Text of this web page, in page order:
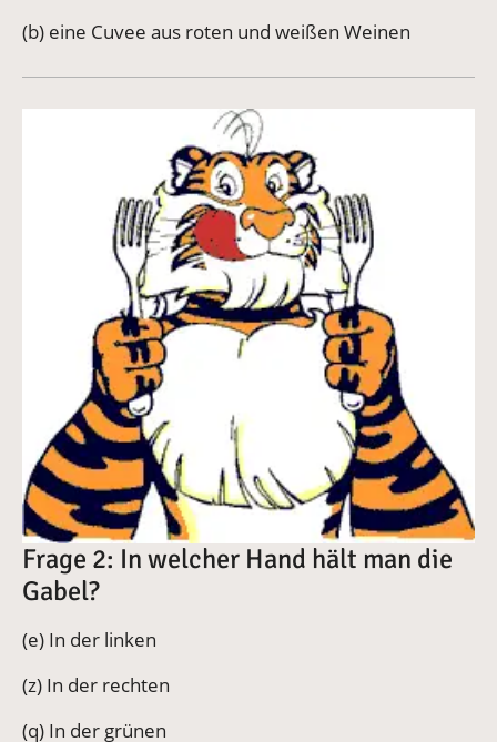
(b) eine Cuvee aus roten und weißen Weinen
Vergrößerte Version anzeigen
Frage 2: In welcher Hand hält man die
Gabel?
(e) In der linken
(z) In der rechten
(q) In der grünen